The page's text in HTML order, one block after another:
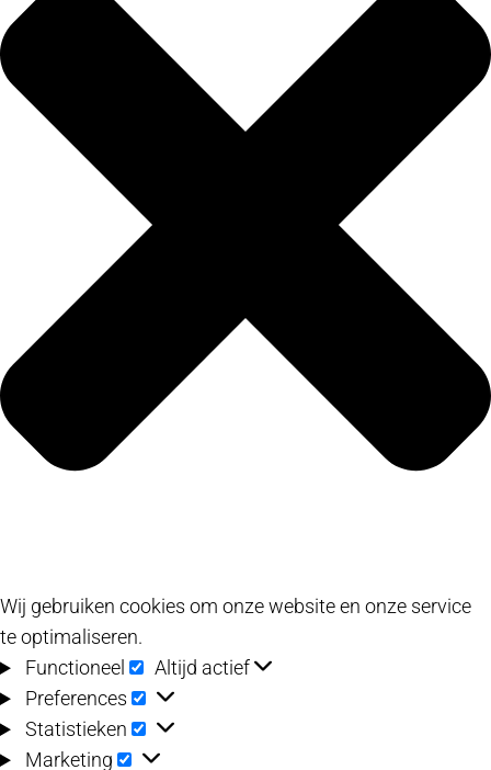
Wij gebruiken cookies om onze website en onze service
te optimaliseren.
Functioneel
Functioneel
Altijd actief
Preferences
Preferences
Statistieken Statistieken
Marketing Marketing